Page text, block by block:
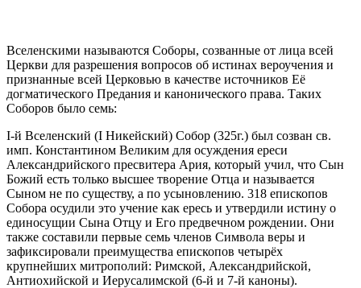
Вселенскими называются Соборы, созванные от лица всей
Церкви для разрешения вопросов об истинах вероучения и
признанные всей Церковью в качестве источников Её
догматического Предания и канонического права. Таких
Соборов было семь:
I-й Вселенский (I Никейский) Собор (325г.) был созван св.
имп. Константином Великим для осуждения ереси
Александрийского пресвитера Ария, который учил, что Сын
Божий есть только высшее творение Отца и называется
Сыном не по существу, а по усыновлению. 318 епископов
Собора осудили это учение как ересь и утвердили истину о
единосущии Сына Отцу и Его предвечном рождении. Они
также составили первые семь членов Символа веры и
зафиксировали преимущества епископов четырёх
крупнейших митрополий: Римской, Александрийской,
Антиохийской и Иерусалимской (6-й и 7-й каноны).